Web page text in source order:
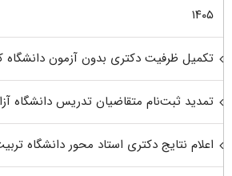
۱۴۰۵
تکمیل ظرفیت دکتری بدون آزمون دانشگاه
تمدید ثبت‌نام متقاضیان تدریس دانشگاه آزاد
اعلام نتایج دکتری استاد محور دانشگاه تربیت